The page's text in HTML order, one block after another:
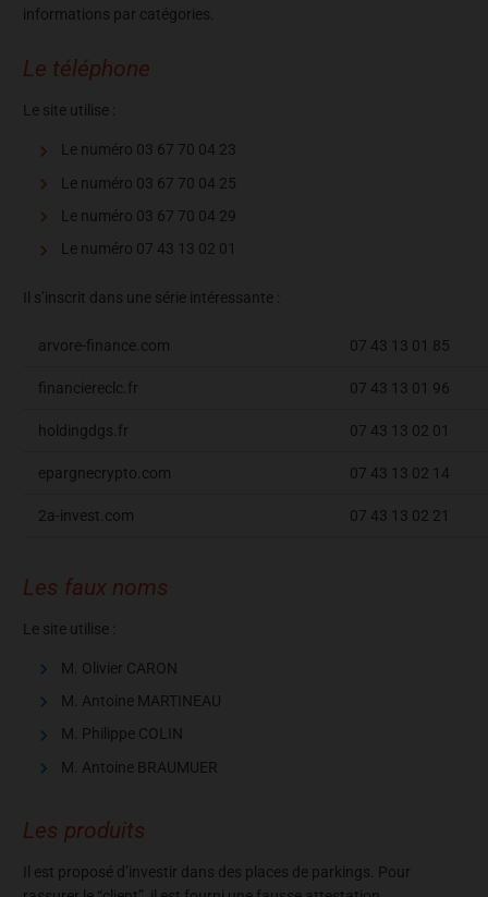
informations par catégories.
Le téléphone
Le site utilise :
Le numéro 03 67 70 04 23
Le numéro 03 67 70 04 25
Le numéro 03 67 70 04 29
Le numéro 07 43 13 02 01
Il s’inscrit dans une série intéressante :
arvore-finance.com 07 43 13 01 85
financiereclc.fr 07 43 13 01 96
holdingdgs.fr 07 43 13 02 01
epargnecrypto.com 07 43 13 02 14
2a-invest.com 07 43 13 02 21
Les faux noms
Le site utilise :
M. Olivier CARON
M. Antoine MARTINEAU
M. Philippe COLIN
M. Antoine BRAUMUER
Les produits
Il est proposé d’investir dans des places de parkings. Pour